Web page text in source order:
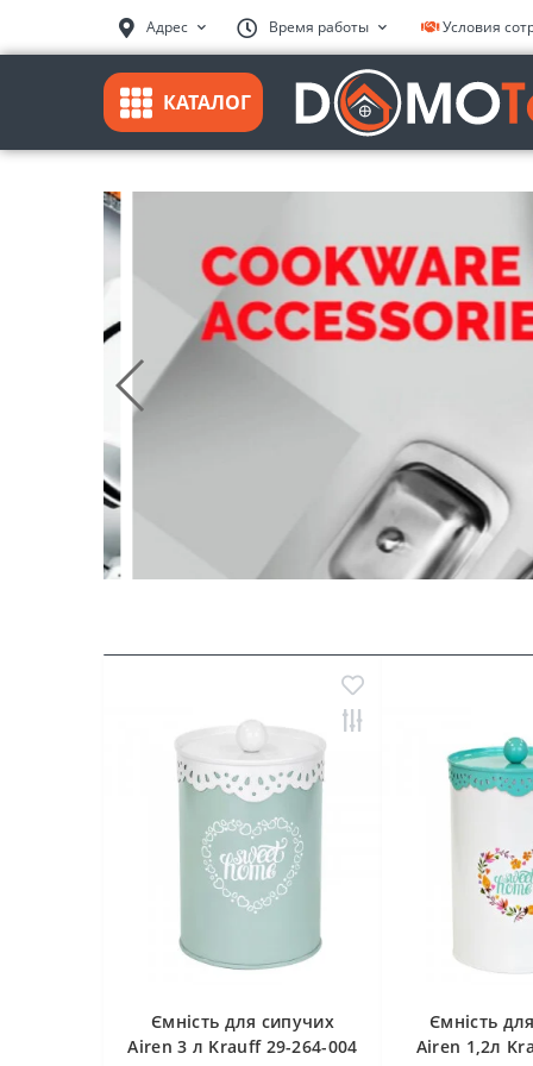
Адрес Время работы Условия
КАТАЛОГ
Ємність для сипучих
Airen 3 л Krauff 29-264-004
Ємність
Airen 1,2л